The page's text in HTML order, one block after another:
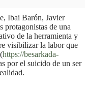
Ibai Barón, Javier
protagonistas de una
de la herramienta y
visibilizar la labor que
https://besarkada-
por el suicido de un ser